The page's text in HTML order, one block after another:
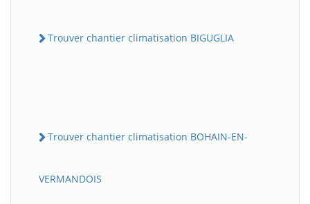
Trouver chantier climatisation BIGUGLIA
Trouver chantier climatisation BOHAIN-EN-
VERMANDOIS